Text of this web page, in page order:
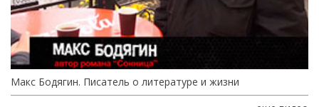
Макс Бодягин. Писатель о литературе и жизни